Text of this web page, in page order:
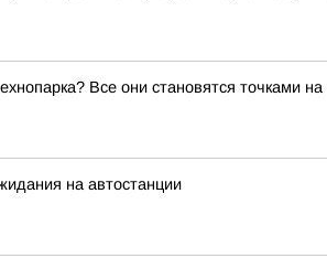
Все они становятся точками
на автостанции